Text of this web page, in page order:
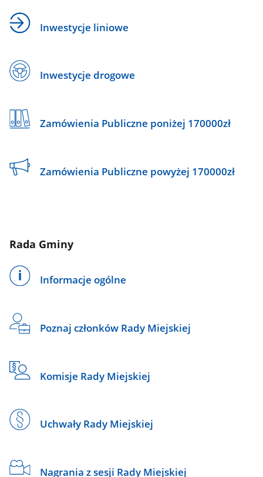
Inwestycje liniowe
Inwestycje drogowe
Zamówienia Publiczne poniżej 170000zł
Zamówienia Publiczne powyżej 170000zł
Rada Gminy
Informacje ogólne
Poznaj członków Rady Miejskiej
Komisje Rady Miejskiej
Uchwały Rady Miejskiej
Nagrania z sesji Rady Miejskiej